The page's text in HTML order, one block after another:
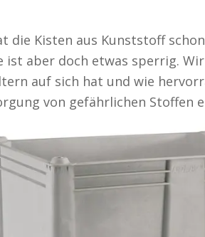
die Kisten aus Kunststoff
ist aber doch etwas sperrig.
auf sich hat und wie
von gefährlichen Stoffen